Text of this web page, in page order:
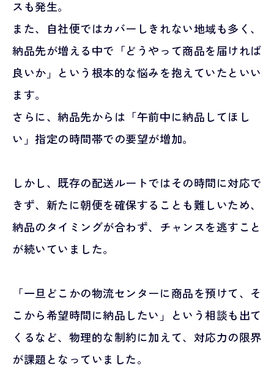
スも発生。
また、自社便ではカバーしきれない地域も多く、
納品先が増える中で「どうやって商品を届ければ
良いか」という根本的な悩みを抱えていたといい
ます。
さらに、納品先からは「午前中に納品してほし
い」指定の時間帯での要望が増加。
しかし、既存の配送ルートではその時間に対応で
きず、新たに朝便を確保することも難しいため、
納品のタイミングが合わず、チャンスを逃すこと
が続いていました。
「一旦どこかの物流センターに商品を預けて、そ
こから希望時間に納品したい」という相談も出て
くるなど、物理的な制約に加えて、対応力の限界
が課題となっていました。